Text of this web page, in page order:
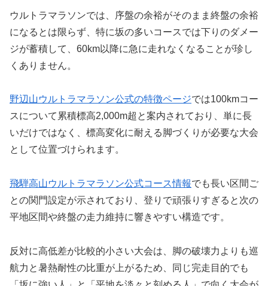
ウルトラマラソンでは、序盤の余裕がそのまま終盤の余裕
になるとは限らず、特に坂の多いコースでは下りのダメー
ジが蓄積して、60km以降に急に走れなくなることが珍し
くありません。
野辺山ウルトラマラソン公式の特徴ページでは100kmコー
スについて累積標高2,000m超と案内されており、単に長
いだけではなく、標高変化に耐える脚づくりが必要な大会
として位置づけられます。
飛騨高山ウルトラマラソン公式コース情報でも長い区間ご
との関門設定が示されており、登りで頑張りすぎると次の
平地区間や終盤の走力維持に響きやすい構造です。
反対に高低差が比較的小さい大会は、脚の破壊力よりも巡
航力と暑熱耐性の比重が上がるため、同じ完走目的でも